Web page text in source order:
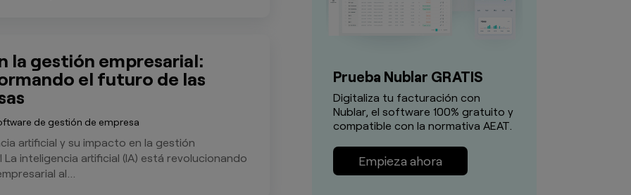
la gestión empresarial:
el futuro de las
de gestión de empresa
artificial y su impacto en la gestión
La inteligencia artificial (IA) está revolucionando
al...
Prueba Nublar GRATIS
Digitaliza tu facturación con
Nublar, el software 100% gratuito y
compatible con la normativa AEAT.
Empieza ahora